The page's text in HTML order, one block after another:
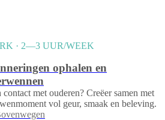
· 2—3 UUR/WEEK
ophalen en
met ouderen? Creëer samen met
vol geur, smaak en beleving.